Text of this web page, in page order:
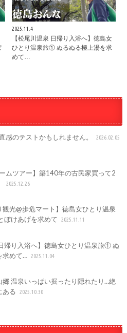
2025.11.4
【松尾川温泉 日帰り入浴へ】徳島女
ひとり温泉旅① ぬるぬる極上湯を求
めて…
感のテストかもしれません。 2026.02.05
ムツアー】築140年の古民家買って2
2025.12.26
観光@歩危マート】徳島女ひとり温泉
ぼけあげを求めて
2025.11.11
帰り入浴へ】徳島女ひとり温泉旅① ぬ
求めて… 2025.11.04
郷 温泉いっぱい掘ったり隠れたり…絶
ある
2025.10.30